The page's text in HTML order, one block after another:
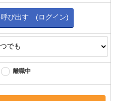
呼び出す (ログイン)
離職中